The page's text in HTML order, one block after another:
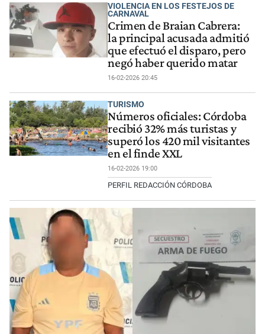
VIOLENCIA EN LOS FESTEJOS DE
CARNAVAL
Crimen de Braian Cabrera:
la principal acusada admitió
que efectuó el disparo, pero
negó haber querido matar
16-02-2026 20:45
TURISMO
Números oficiales: Córdoba
recibió 32% más turistas y
superó los 420 mil visitantes
en el finde XXL
16-02-2026 19:00
PERFIL REDACCIÓN CÓRDOBA